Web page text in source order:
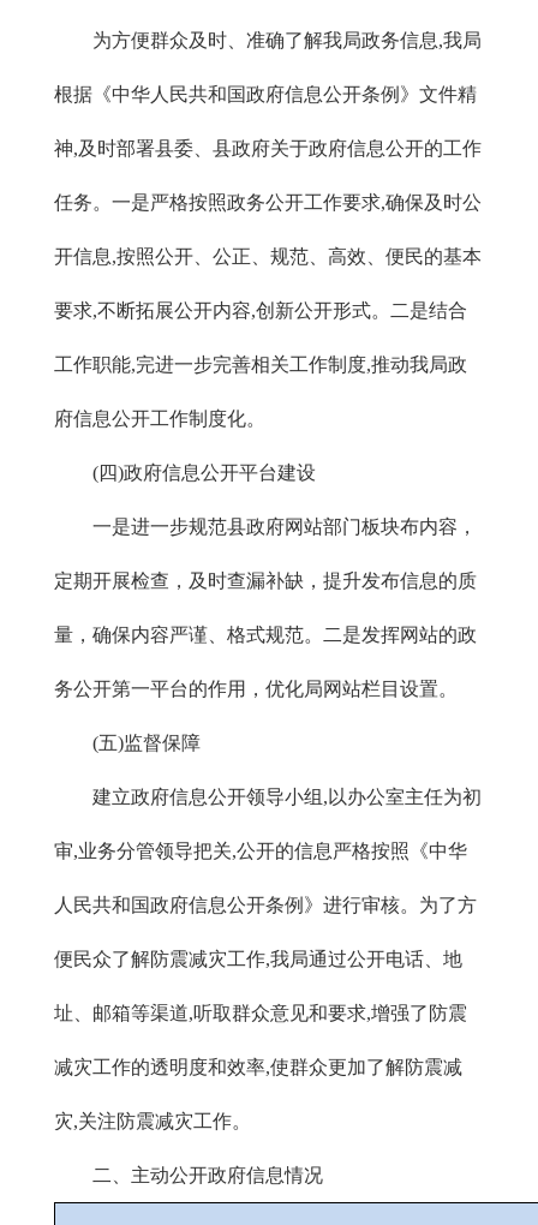
为方便群众及时、准确了解我局政务信息,我局
根据《中华人民共和国政府信息公开条例》文件精
神,及时部署县委、县政府关于政府信息公开的工作
任务。一是严格按照政务公开工作要求,确保及时公
开信息,按照公开、公正、规范、高效、便民的基本
要求,不断拓展公开内容,创新公开形式。二是结合
工作职能,完进一步完善相关工作制度,推动我局政
府信息公开工作制度化。
(四)政府信息公开平台建设
一是进一步规范县政府网站部门板块布内容，
定期开展检查，及时查漏补缺，提升发布信息的质
量，确保内容严谨、格式规范。二是发挥网站的政
务公开第一平台的作用，优化局网站栏目设置。
(五)监督保障
建立政府信息公开领导小组,以办公室主任为初
审,业务分管领导把关,公开的信息严格按照《中华
人民共和国政府信息公开条例》进行审核。为了方
便民众了解防震减灾工作,我局通过公开电话、地
址、邮箱等渠道,听取群众意见和要求,增强了防震
减灾工作的透明度和效率,使群众更加了解防震减
灾,关注防震减灾工作。
二、主动公开政府信息情况